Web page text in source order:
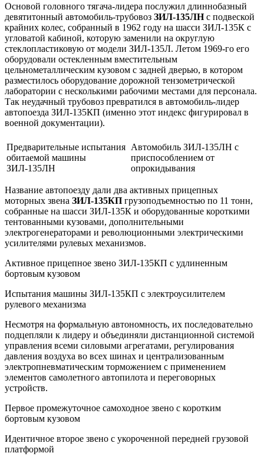
Основой головного тягача-лидера послужил длиннобазный
девятитонный автомобиль-трубовоз ЗИЛ-135ЛНс подвеской
крайних колес, собранный в 1962 году на шасси ЗИЛ-135К с
угловатой кабиной, которую заменили на округлую
стеклопластиковую от модели ЗИЛ-135Л. Летом 1969-го его
оборудовали остекленным вместительным
цельнометаллическим кузовом с задней дверью, в котором
разместилось оборудование до­рожной тензометрической
лаборатории с несколькими рабочими местами для персонала.
Так неудачный трубовоз превратился в автомобиль-лидер
автопоезда ЗИЛ-135КП (именно этот индекс фигурировал в
военной документации).
Предварительные испытания
обитаемой машины
ЗИЛ-135ЛН
Автомобиль ЗИЛ-135ЛН с
приспособлением от
опрокидывания
Название автопоезду дали два активных прицепных
моторных звена ЗИЛ-135КП грузоподъемностью по 11 тонн,
собранные на шасси ЗИЛ-135К и оборудованные короткими
тентованными кузовами, дополнительными
электрогенераторами и революционными электрическими
усилителями рулевых механизмов.
Активное прицепное звено ЗИЛ-135КП с удлиненным
бортовым кузовом
Испытания машины ЗИЛ-135КП с электроусилителем
рулевого механизма
Несмотря на формальную автономность, их последовательно
подцепляли к лидеру и объединяли дистанционной систе­мой
управления всеми силовыми агрегатами, регулирования
давления воздуха во всех шинах и централизованным
электропневматическим торможением с применением
элементов самолетного автопилота и переговорных
устройств.
Первое промежуточное самоходное звено с коротким
бортовым кузовом
Идентичное второе звено с укороченной передней грузовой
платформой